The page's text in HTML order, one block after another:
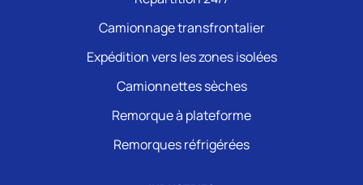
Camionnage transfrontalier
Expédition vers les zones isolées
Camionnettes sèches
Remorque à plateforme
Remorques réfrigérées